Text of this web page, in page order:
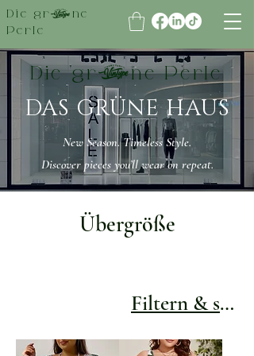
Die grüne
Perle
Die grüne Perle
DAS GRÜNE HAUS
New Season. Timeless Style.
Discover pieces you’ll wear on repeat.
Übergröße
Filtern &